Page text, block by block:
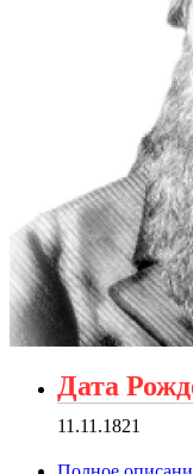
Дата
11.11.1821